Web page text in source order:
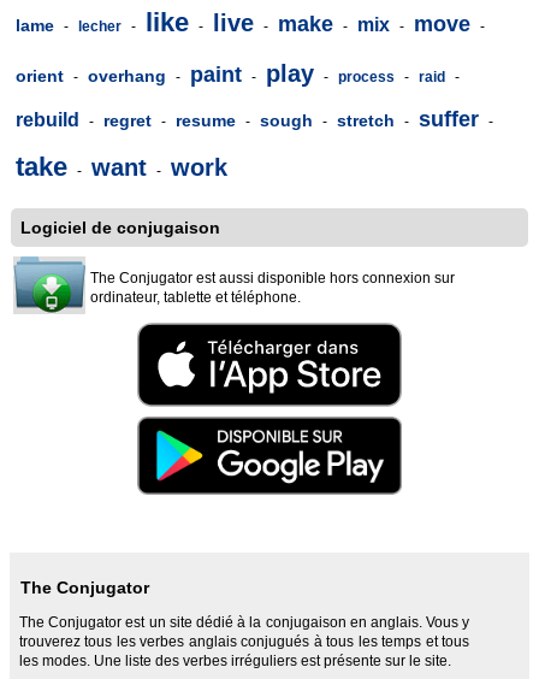
lame - lecher - like - live - make - mix - move -
orient - overhang - paint - play - process - raid -
rebuild - regret - resume - sough - stretch - suffer -
take - want - work
Logiciel de conjugaison
The Conjugator est aussi disponible hors connexion sur
ordinateur, tablette et téléphone.
The Conjugator
The Conjugator est un site dédié à la conjugaison en anglais. Vous y
trouverez tous les verbes anglais conjugués à tous les temps et tous
les modes. Une liste des verbes irréguliers est présente sur le site.